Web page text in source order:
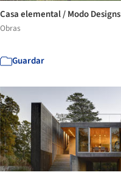
Casa elemental / Modo Designs
Obras
Guardar